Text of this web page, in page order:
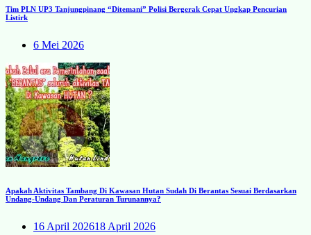
Tim PLN UP3 Tanjungpinang “Ditemani” Polisi Bergerak Cepat Ungkap Pencurian
Listirk
6 Mei 2026
Apakah Aktivitas Tambang Di Kawasan Hutan Sudah Di Berantas Sesuai Berdasarkan
Undang-Undang Dan Peraturan Turunannya?
16 April 202618 April 2026